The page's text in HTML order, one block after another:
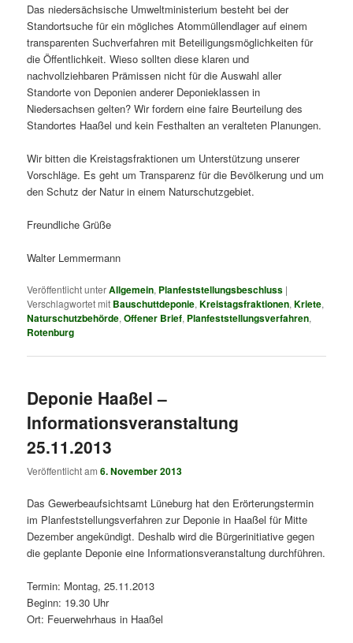
Das niedersächsische Umweltministerium besteht bei der
Standortsuche für ein mögliches Atommüllendlager auf einem
transparenten Suchverfahren mit Beteiligungsmöglichkeiten für
die Öffentlichkeit. Wieso sollten diese klaren und
nachvollziehbaren Prämissen nicht für die Auswahl aller
Standorte von Deponien anderer Deponieklassen in
Niedersachsen gelten? Wir fordern eine faire Beurteilung des
Standortes Haaßel und kein Festhalten an veralteten Planungen.
Wir bitten die Kreistagsfraktionen um Unterstützung unserer
Vorschläge. Es geht um Transparenz für die Bevölkerung und um
den Schutz der Natur in einem Naturschutzgebiet.
Freundliche Grüße
Walter Lemmermann
Veröffentlicht unterAllgemein, Planfeststellungsbeschluss |
Verschlagwortet mit Bauschuttdeponie,Kreistagsfraktionen,Kriete,
Naturschutzbehörde,Offener Brief, Planfeststellungsverfahren,
Rotenburg
Deponie Haaßel –
Informationsveranstaltung
25.11.2013
Veröffentlicht am6. November 2013
Das Gewerbeaufsichtsamt Lüneburg hat den Erörterungstermin
im Planfeststellungsverfahren zur Deponie in Haaßel für Mitte
Dezember angekündigt. Deshalb wird die Bürgerinitiative gegen
die geplante Deponie eine Informationsveranstaltung durchführen.
Termin: Montag, 25.11.2013
Beginn: 19.30 Uhr
Ort: Feuerwehrhaus in Haaßel